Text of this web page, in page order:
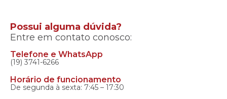
Possui alguma dúvida?
Entre em contato conosco:
Telefone e WhatsApp
(19) 3741-6266
Horário de funcionamento
De segunda à sexta: 7:45 – 17:30